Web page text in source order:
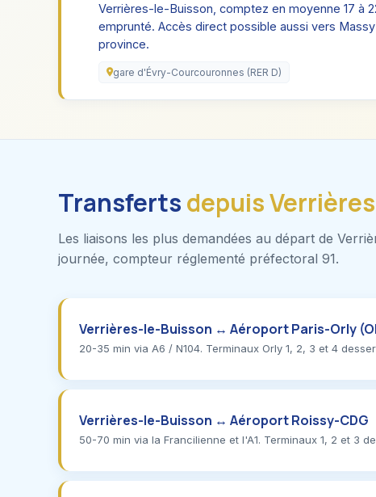
Verrières-le-Buisson, comptez en moyenne 17 à
emprunté. Accès direct possible aussi vers
province.
gare d'Évry-Courcouronnes (RER D)
Transfertsdepuis
Les liaisons les plus demandées au départ de
journée, compteur réglementé préfectoral 91.
Verrières-le-Buisson ↔ Aéroport Paris-Orly
20-35 min via A6 / N104. Terminaux Orly 1, 2, 3 et 4
Verrières-le-Buisson ↔ Aéroport Roissy-CDG
50-70 min via la Francilienne et l'A1. Terminaux 1, 2 et 3